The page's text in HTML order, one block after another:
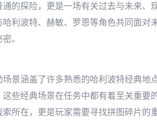
的探险，更是一场有关过去与未来、
利波特、赫敏、罗恩等角色共同面对
。
景涵盖了许多熟悉的哈利波特经典地
些经典场景在任务中都有着至关重要
索所在，更是玩家需要寻找拼图碎片的